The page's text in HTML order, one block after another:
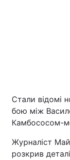
Головна
Економіка
Стали відомі
бою між
Камбососом-
Журналіст
розкрив